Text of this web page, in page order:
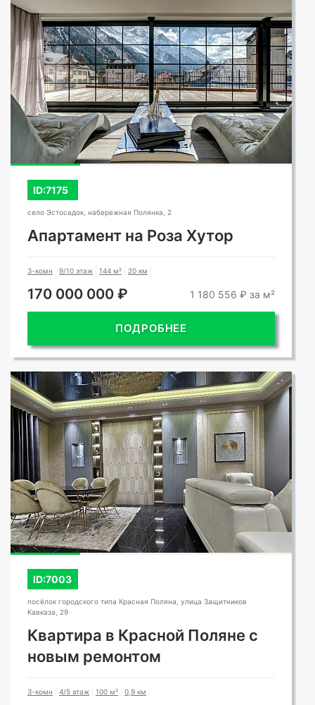
ID:7175
село Эстосадок, набережная Полянка, 2
Апартамент на Роза Хутор
3-комн 9/10 этаж 144 м² 20 км
170 000 000 ₽ 1 180 556 ₽ за м²
ПОДРОБНЕЕ
ID:7003
посёлок городского типа Красная Поляна, улица Защитников
Кавказа, 29
Квартира в Красной Поляне с
новым ремонтом
3-комн 4/5 этаж 100 м² 0,9 км